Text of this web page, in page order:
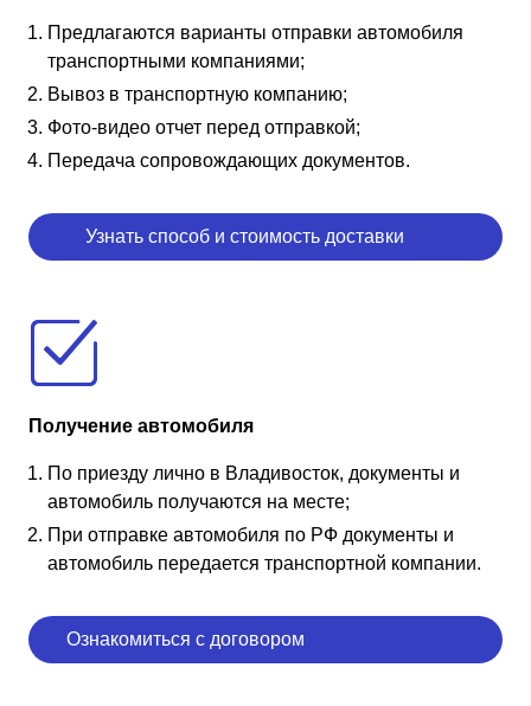
Предлагаются варианты отправки автомобиля
транспортными компаниями;
Вывоз в транспортную компанию;
Фото-видео отчет перед отправкой;
Передача сопровождающих документов.
Узнать способ и стоимость доставки
Получение автомобиля
По приезду лично в Владивосток, документы и
автомобиль получаются на месте;
При отправке автомобиля по РФ документы и
автомобиль передается транспортной компании.
Ознакомиться с договором